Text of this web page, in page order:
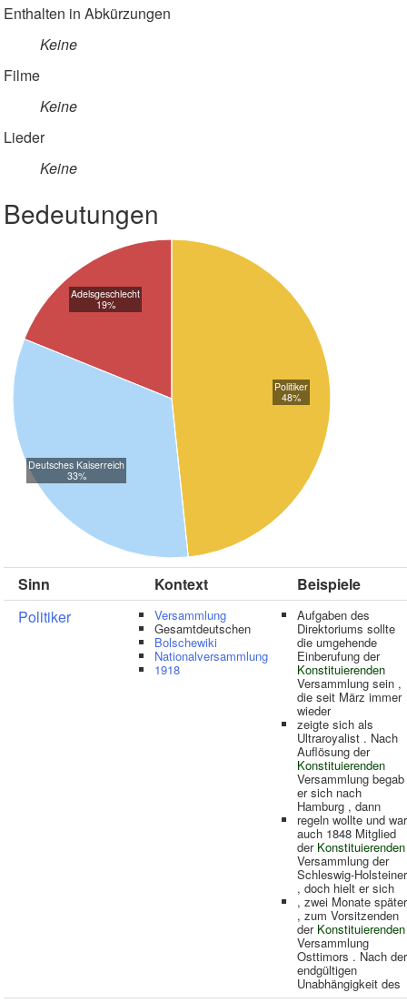
Enthalten in Abkürzungen
Keine
Filme
Keine
Lieder
Keine
Bedeutungen
Politiker
48%
Deutsches Kaiserreich
33%
Adelsgeschlecht
19%
Sinn Kontext
Beispiele
Politiker
Versammlung
Gesamtdeutschen
Bolschewiki
Nationalversammlung
1918
Aufgaben des
Direktoriums sollte
die umgehende
Einberufung der
Konstituierenden
Versammlung sein ,
die seit März immer
wieder
zeigte sich als
Ultraroyalist . Nach
Auflösung der
Konstituierenden
Versammlung begab
er sich nach
Hamburg , dann
regeln wollte und war
auch 1848 Mitglied
der Konstituierenden
Versammlung der
Schleswig-Holsteiner
, doch hielt er sich
, zwei Monate später
, zum Vorsitzenden
der Konstituierenden
Versammlung
Osttimors . Nach der
endgültigen
Unabhängigkeit des